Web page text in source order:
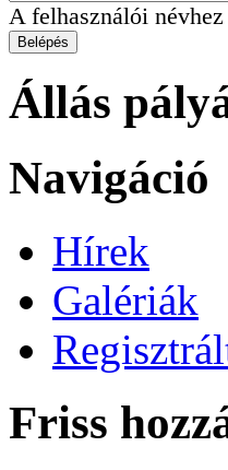
A felhasználói
Állás
Navigáció
Hírek
Galériák
Friss